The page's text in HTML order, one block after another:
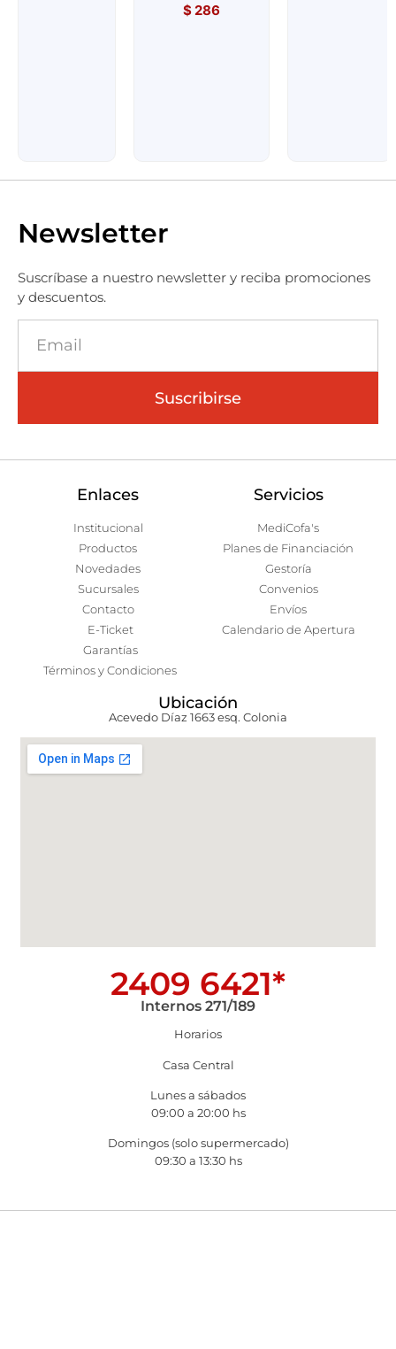
$286
Newsletter
Suscríbase a nuestro newsletter y reciba promociones
y descuentos.
Suscribirse
Enlaces
Institucional
Productos
Novedades
Sucursales
Contacto
E-Ticket
Garantías
Términos y Condiciones
Servicios
MediCofa's
Planes de Financiación
Gestoría
Convenios
Envíos
Calendario de Apertura
Ubicación
Acevedo Díaz 1663 esq. Colonia
2409 6421*
Internos 271/189
Horarios
Casa Central
Lunes a sábados
09:00 a 20:00 hs
Domingos (solo supermercado)
09:30 a 13:30 hs